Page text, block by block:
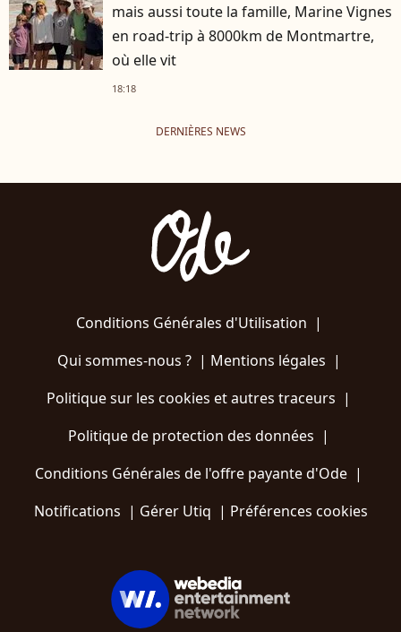
mais aussi toute la famille, Marine Vignes
en road-trip à 8000km de Montmartre,
où elle vit
18:18
DERNIÈRES NEWS
Conditions Générales d'Utilisation |
Qui sommes-nous ?| Mentions légales |
Politique sur les cookies et autres traceurs |
Politique de protection des données |
Conditions Générales de l'offre payante d'Ode |
Notifications | Gérer Utiq | Préférences cookies